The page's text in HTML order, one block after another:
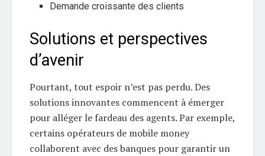
Demande croissante des clients
Solutions et perspectives
d’avenir
Pourtant, tout espoir n’est pas perdu. Des
solutions innovantes commencent à émerger
pour alléger le fardeau des agents. Par exemple,
certains opérateurs de mobile money
collaborent avec des banques pour garantir un